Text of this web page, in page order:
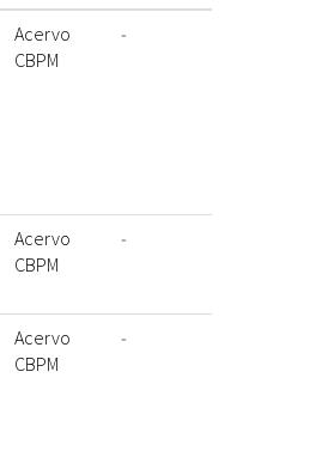
Acervo
CBPM
-
Acervo
CBPM
-
Acervo
CBPM
-